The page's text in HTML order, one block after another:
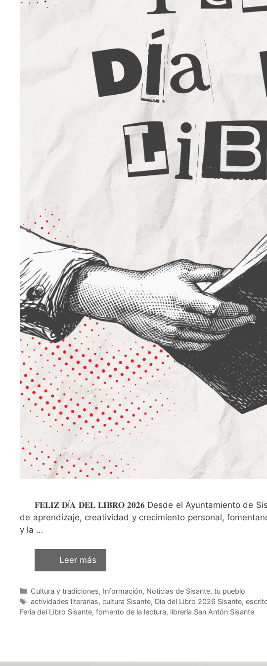
𝐅𝐄𝐋𝐈𝐙 𝐃Í𝐀 𝐃𝐄𝐋 𝐋𝐈𝐁𝐑𝐎 𝟐𝟎𝟐𝟔 Desde el Ayuntamiento de
de aprendizaje, creatividad y crecimiento personal,
y la …
Leer más
Cultura y tradiciones, Información, Noticias de Sisante, tu pueblo
actividades literarias, cultura Sisante, Día del Libro 2026 Sisante,
Feria del Libro Sisante, fomento de la lectura, librería San Antón Sisante